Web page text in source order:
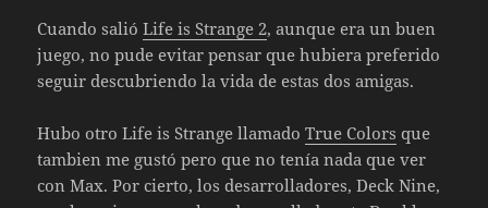
Cuando salióLife is Strange 2, aunque era un buen
juego, no pude evitar pensar que hubiera preferido
seguir descubriendo la vida de estas dos amigas.
Hubo otro Life is Strange llamadoTrue Colors que
tambien me gustó pero que no tenía nada que ver
con Max. Por cierto, los desarrolladores, Deck Nine,